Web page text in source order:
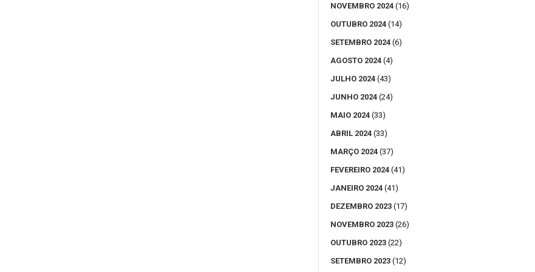
NOVEMBRO 2024 (16)
OUTUBRO 2024 (14)
SETEMBRO 2024 (6)
AGOSTO 2024 (4)
JULHO 2024 (43)
JUNHO 2024 (24)
MAIO 2024 (33)
ABRIL 2024 (33)
MARÇO 2024 (37)
FEVEREIRO 2024 (41)
JANEIRO 2024 (41)
DEZEMBRO 2023 (17)
NOVEMBRO 2023 (26)
OUTUBRO 2023 (22)
SETEMBRO 2023 (12)